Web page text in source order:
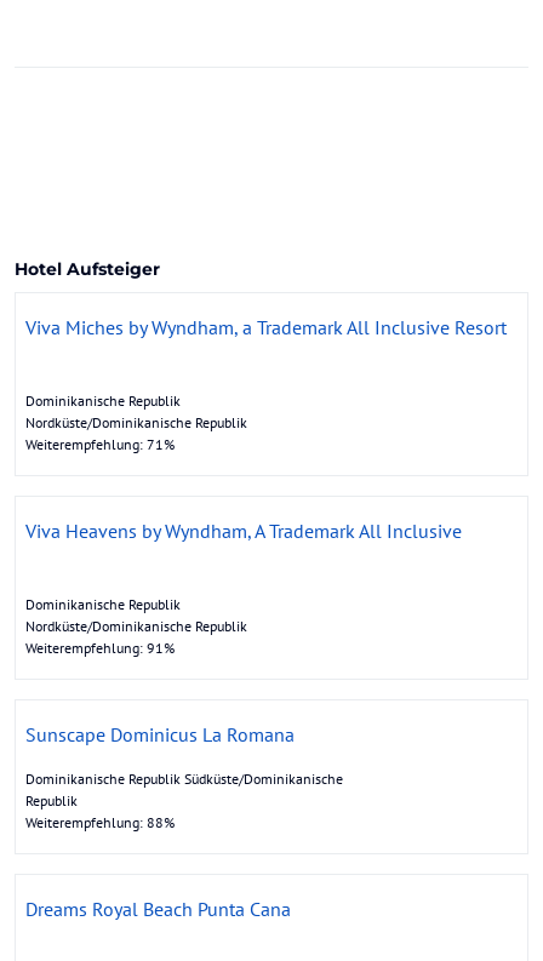
Hotel Aufsteiger
Viva Miches by Wyndham, a Trademark All Inclusive Resort
Dominikanische Republik
Nordküste/Dominikanische Republik
Weiterempfehlung: 71%
Viva Heavens by Wyndham, A Trademark All Inclusive
Dominikanische Republik
Nordküste/Dominikanische Republik
Weiterempfehlung: 91%
Sunscape Dominicus La Romana
Dominikanische Republik Südküste/Dominikanische
Republik
Weiterempfehlung: 88%
Dreams Royal Beach Punta Cana